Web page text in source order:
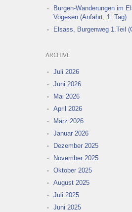
Burgen-Wanderungen im
Vogesen (Anfahrt, 1. Tag)
Elsass, Burgenweg 1.Teil
ARCHIVE
Juli 2026
Juni 2026
Mai 2026
April 2026
März 2026
Januar 2026
Dezember 2025
November 2025
Oktober 2025
August 2025
Juli 2025
Juni 2025